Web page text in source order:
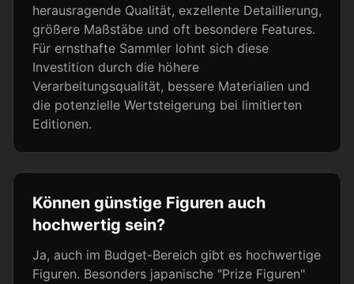
herausragende Qualität, exzellente Detaillierung,
größere Maßstäbe und oft besondere Features.
Für ernsthafte Sammler lohnt sich diese
Investition durch die höhere
Verarbeitungsqualität, bessere Materialien und
die potenzielle Wertsteigerung bei limitierten
Editionen.
Können günstige Figuren auch
hochwertig sein?
Ja, auch im Budget-Bereich gibt es hochwertige
Figuren. Besonders japanische "Prize Figuren"